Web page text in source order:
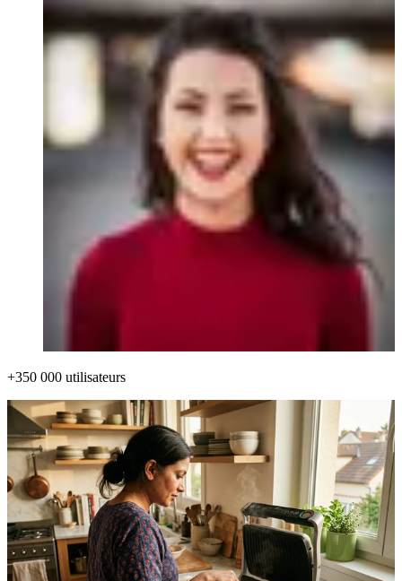
+350 000 utilisateurs